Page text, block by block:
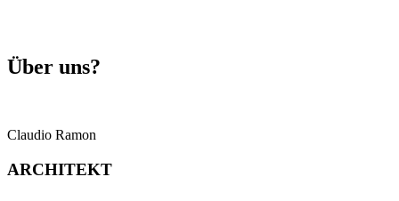
Über uns?
Claudio Ramon
ARCHITEKT